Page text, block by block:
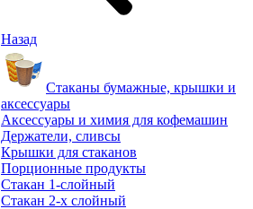
Назад
Стаканы бумажные, крышки и
аксессуары
Аксессуары и химия для кофемашин
Держатели, сливсы
Крышки для стаканов
Порционные продукты
Стакан 1-слойный
Стакан 2-х слойный